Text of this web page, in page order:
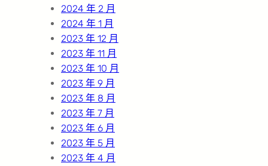
2024 年 2 月
2024 年 1 月
2023 年 12 月
2023 年 11 月
2023 年 10 月
2023 年 9 月
2023 年 8 月
2023 年 7 月
2023 年 6 月
2023 年 5 月
2023 年 4 月